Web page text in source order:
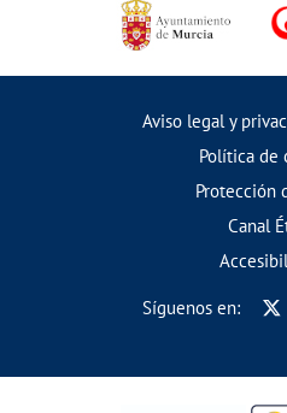
Aviso legal y
Política de
Protección
Canal
Síguenos en: